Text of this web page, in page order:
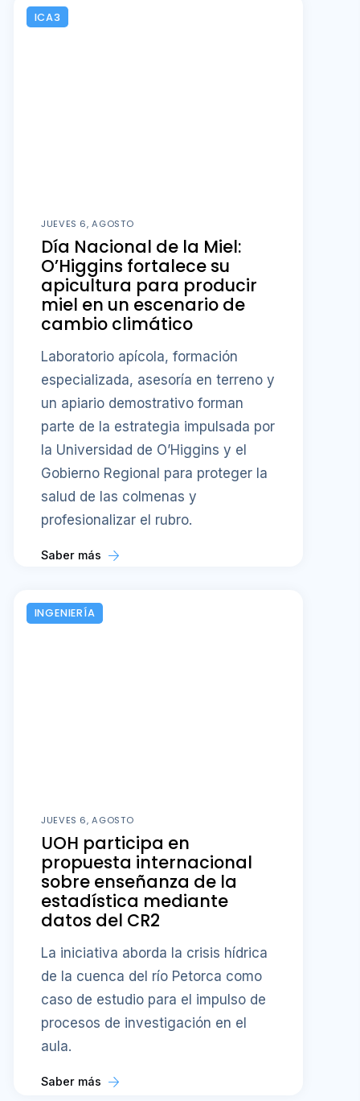
ICA3
JUEVES 6, AGOSTO
Día Nacional de la Miel:
O’Higgins fortalece su
apicultura para producir
miel en un escenario de
cambio climático
Laboratorio apícola, formación
especializada, asesoría en terreno y
un apiario demostrativo forman
parte de la estrategia impulsada por
la Universidad de O’Higgins y el
Gobierno Regional para proteger la
salud de las colmenas y
profesionalizar el rubro.
Saber más
INGENIERÍA
JUEVES 6, AGOSTO
UOH participa en
propuesta internacional
sobre enseñanza de la
estadística mediante
datos del CR2
La iniciativa aborda la crisis hídrica
de la cuenca del río Petorca como
caso de estudio para el impulso de
procesos de investigación en el
aula.
Saber más